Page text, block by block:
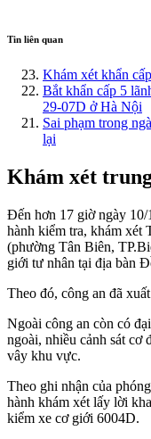
Tin liên quan
Khám xét khẩn
Bắt khẩn cấp 5
29-07D ở Hà Nội
Sai phạm trong
lại
Khám xét
Đến hơn 17 giờ ngày
hành kiểm tra, khám xét
(phường Tân Biên,
giới tư nhân tại địa bàn
Theo đó, công an đã
Ngoài công an còn có
ngoài, nhiều cảnh sát cơ
vây khu vực.
Theo ghi nhận của
hành khám xét lấy lời
kiểm xe cơ giới 6004D.